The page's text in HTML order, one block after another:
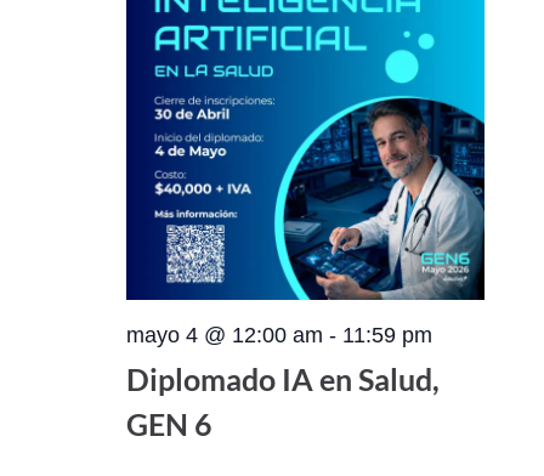
mayo 4 @ 12:00 am - 11:59 pm
Diplomado IA en Salud,
GEN 6